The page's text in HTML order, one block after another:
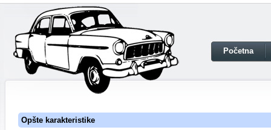
Početna
Opšte karakteristike